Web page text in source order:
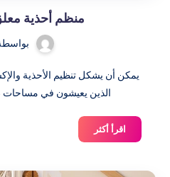
منظم أحذية
يمكن أن يشكل تنظيم الأحذية
الذين يعيشون في مساحات
اقرأ أكثر
أحذية